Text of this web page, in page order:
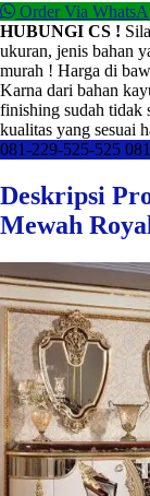
Order Via
HUBUNGI CS !
ukuran, jenis bahan
murah ! Harga di
Karna dari bahan
finishing sudah tidak
kualitas yang sesuai
081-229-525-525
Deskripsi
Mewah